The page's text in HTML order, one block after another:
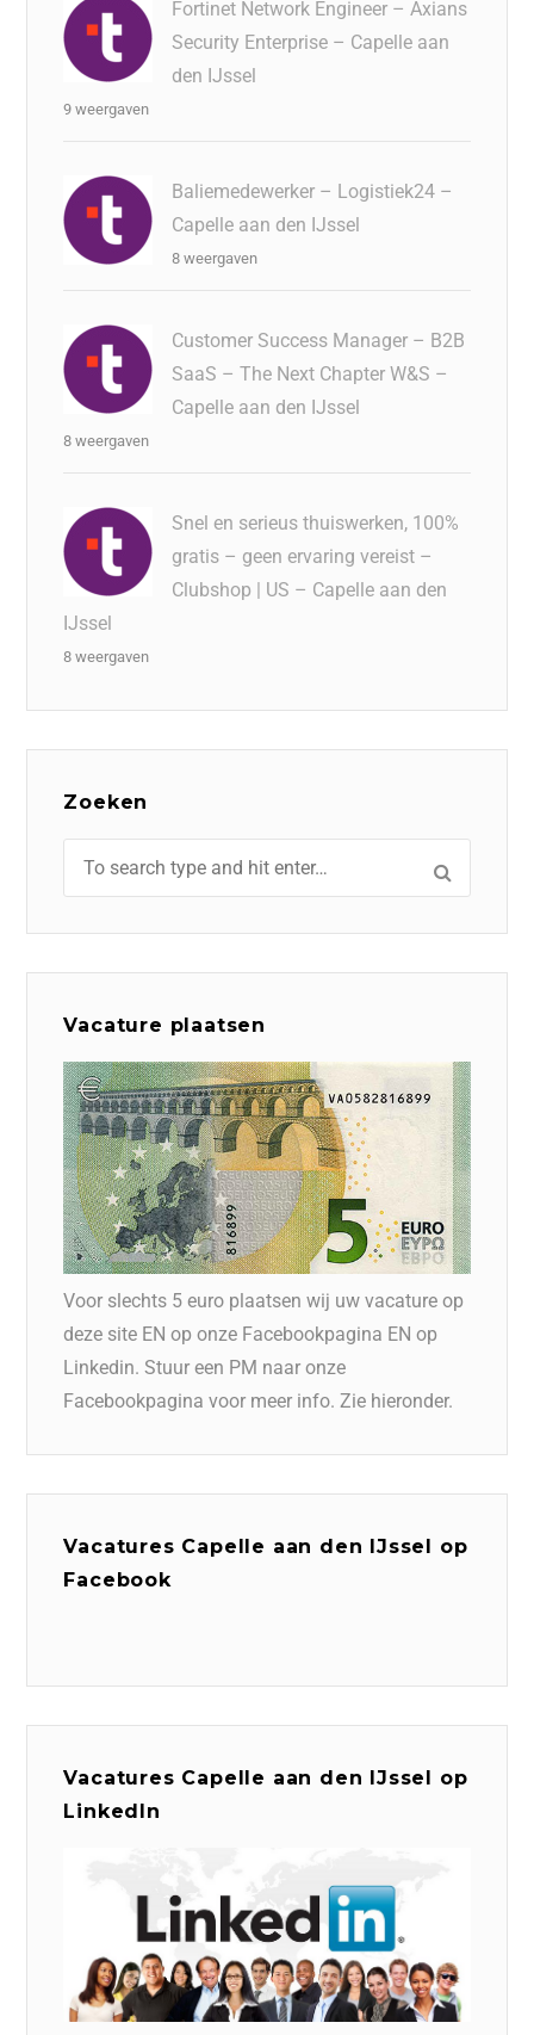
Fortinet Network Engineer – Axians
Security Enterprise – Capelle aan
den IJssel
9 weergaven
Baliemedewerker – Logistiek24 –
Capelle aan den IJssel
8 weergaven
Customer Success Manager – B2B
SaaS – The Next Chapter W&S –
Capelle aan den IJssel
8 weergaven
Snel en serieus thuiswerken, 100%
gratis – geen ervaring vereist –
Clubshop | US – Capelle aan den
IJssel
8 weergaven
Zoeken
Vacature plaatsen
Voor slechts 5 euro plaatsen wij uw vacature op
deze site EN op onze Facebookpagina EN op
Linkedin. Stuur een PM naar onze
Facebookpagina voor meer info. Zie hieronder.
Vacatures Capelle aan den IJssel op
Facebook
Vacatures Capelle aan den IJssel op
LinkedIn